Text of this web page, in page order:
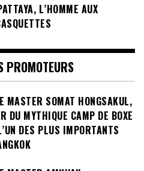
L’HOMME AUX
PROMOTEURS
MASTER SOMAT HONGSAKUL,
DU MYTHIQUE CAMP DE BOXE
DES PLUS IMPORTANTS